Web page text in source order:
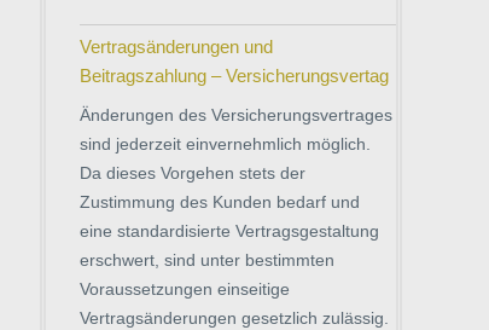
Vertragsänderungen und
Beitragszahlung – Versicherungsvertag
Änderungen des Versicherungsvertrages
sind jederzeit einvernehmlich möglich.
Da dieses Vorgehen stets der
Zustimmung des Kunden bedarf und
eine standardisierte Vertragsgestaltung
erschwert, sind unter bestimmten
Voraussetzungen einseitige
Vertragsänderungen gesetzlich zulässig.